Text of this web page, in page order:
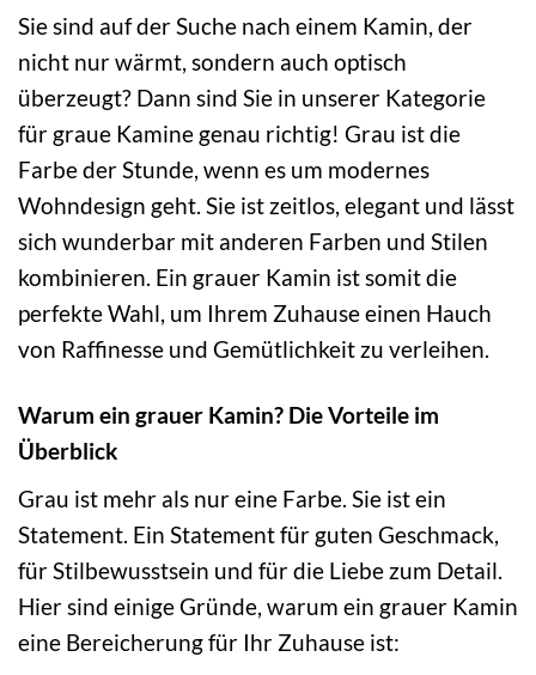
Sie sind auf der Suche nach einem Kamin, der
nicht nur wärmt, sondern auch optisch
überzeugt? Dann sind Sie in unserer Kategorie
für graue Kamine genau richtig! Grau ist die
Farbe der Stunde, wenn es um modernes
Wohndesign geht. Sie ist zeitlos, elegant und lässt
sich wunderbar mit anderen Farben und Stilen
kombinieren. Ein grauer Kamin ist somit die
perfekte Wahl, um Ihrem Zuhause einen Hauch
von Raffinesse und Gemütlichkeit zu verleihen.
Warum ein grauer Kamin? Die Vorteile im
Überblick
Grau ist mehr als nur eine Farbe. Sie ist ein
Statement. Ein Statement für guten Geschmack,
für Stilbewusstsein und für die Liebe zum Detail.
Hier sind einige Gründe, warum ein grauer Kamin
eine Bereicherung für Ihr Zuhause ist: